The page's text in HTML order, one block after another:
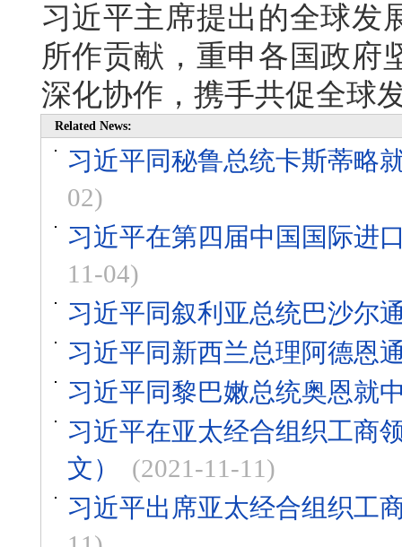
习近平主席提出的全球发
所作贡献，重申各国政府
深化协作，携手共促全球
Related News:
习近平同秘鲁总统卡斯蒂略
02)
习近平在第四届中国国际进
11-04)
习近平同叙利亚总统巴沙尔
习近平同新西兰总理阿德恩
习近平同黎巴嫩总统奥恩就
习近平在亚太经合组织工商
文）
(2021-11-11)
习近平出席亚太经合组织工